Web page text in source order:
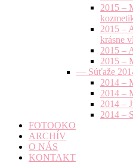
2015 –
2015 –
krásne
2015 –
2015 –
— Súťaže
2014 –
2014 –
2014 –
2014 –
FOTOOKO
ARCHÍV
O NÁS
KONTAKT